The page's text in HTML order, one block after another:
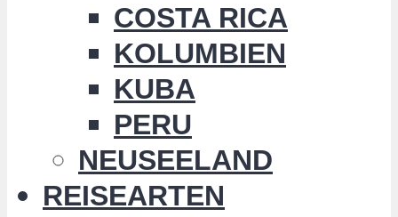
COSTA RICA
KOLUMBIEN
KUBA
PERU
NEUSEELAND
REISEARTEN